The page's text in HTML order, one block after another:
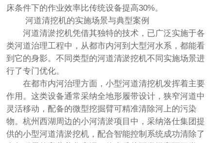
床条件下的作业效率比传统设备提高30%。
河道清挖机的实施场景与典型案例
河道清淤挖机凭借其独特的技术，已广泛实施于各
类河道治理工程中，从都市内河到大型河水系，都能看
到它的身影。不同类型的河道清淤挖机不同实施场景进
行了专门优化。
在都市内河治理方面，小型河道清挖机发挥着主要
作用。这类设备通常采纳全地形履带设计，狭窄河道中
灵活移动，配备的微型挖掘臂可精准清除河上的污染
物。杭州西湖周边的小河清淤项目中，采纳洛仕集团提
供的小型河道清淤挖机，配合智能控制系统成功清除了